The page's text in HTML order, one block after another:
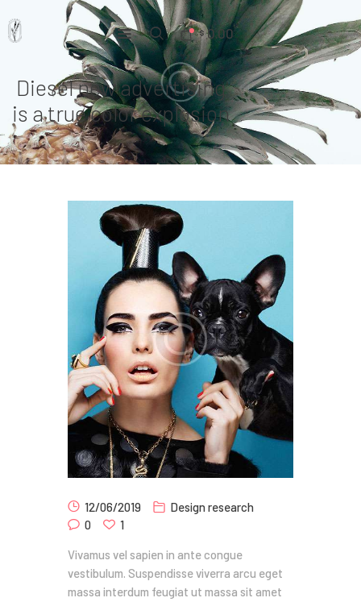
$ 0.00
Diesel new advertising
is a true color explosion
Home
Pages
Portfolio
12/06/2019
Design research
0
1
Vivamus vel sapien in ante congue
vestibulum. Suspendisse viverra arcu eget
massa interdum feugiat ut massa sit amet